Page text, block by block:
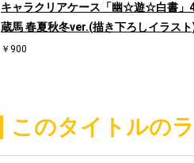
キャラクリアケース「幽☆遊☆白書」
蔵馬 春夏秋冬ver.(描き下ろしイラスト
￥900
このタイトルの